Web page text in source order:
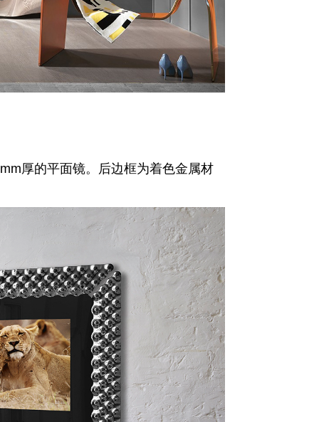
厚的平面镜。后边框为着色金属材